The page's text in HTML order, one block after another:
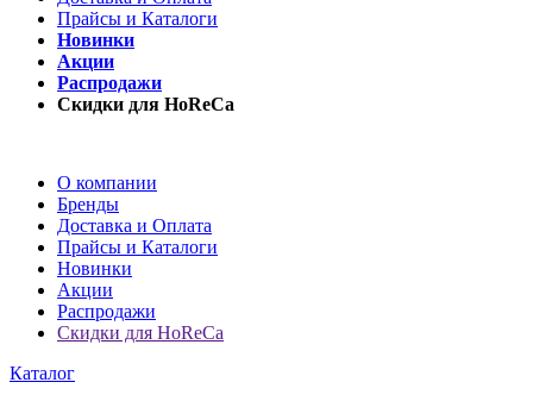
Прайсы и Каталоги
Новинки
Акции
Распродажи
Скидки для HoReCa
О компании
Бренды
Доставка и Оплата
Прайсы и Каталоги
Новинки
Акции
Распродажи
Скидки для HoReCa
Каталог